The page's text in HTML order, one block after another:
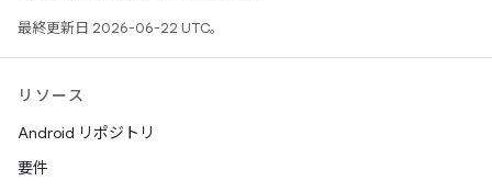
最終更新日 2026-06-22 UTC。
リソース
Android リポジトリ
要件